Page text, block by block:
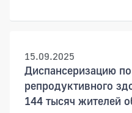
15.09.2025
Диспансеризацию
репродуктивного
144 тысяч жителей